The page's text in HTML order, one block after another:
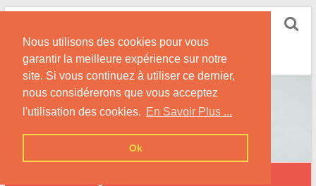
Nous utilisons des cookies pour vous
garantir la meilleure expérience sur notre
site. Si vous continuez à utiliser ce dernier,
nous considérerons que vous acceptez
l'utilisation des cookies. En Savoir Plus ...
Ok
Skip
content
Nos Conseils pour Rencontrer Une Femme
Originaire de Chine !